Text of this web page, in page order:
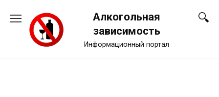
содержанию
Алкогольная
зависимость
Информационный портал